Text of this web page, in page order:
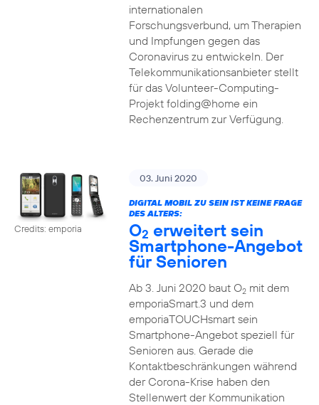
internationalen
Forschungsverbund, um Therapien
und Impfungen gegen das
Coronavirus zu entwickeln. Der
Telekommunikationsanbieter stellt
für das Volunteer-Computing-
Projekt folding@home ein
Rechenzentrum zur Verfügung.
Credits: emporia
03. Juni 2020
DIGITAL MOBIL ZU SEIN IST KEINE FRAGE
DES ALTERS:
O2 erweitert sein
Smartphone-Angebot
für Senioren
Ab 3. Juni 2020 baut O2mit dem
emporiaSmart.3 und dem
emporiaTOUCHsmart sein
Smartphone-Angebot speziell für
Senioren aus. Gerade die
Kontaktbeschränkungen während
der Corona-Krise haben den
Stellenwert der Kommunikation